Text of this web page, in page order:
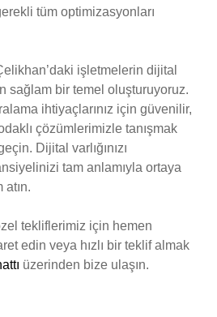
tüm optimizasyonları
işletmelerin dijital
sağlam bir temel oluşturuyoruz.
ihtiyaçlarınız için güvenilir,
çözümlerimizle tanışmak
Dijital varlığınızı
tam anlamıyla ortaya
atın.
tekliflerimiz için hemen
edin veya hızlı bir teklif almak
üzerinden bize ulaşın.